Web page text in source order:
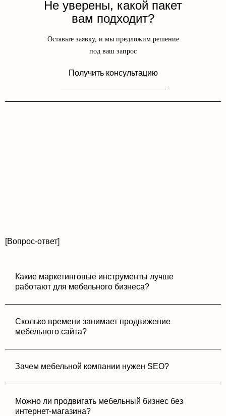
Не уверены, какой пакет
вам подходит?
Оставьте заявку, и мы предложим решение
под ваш запрос
Получить консультацию
[Вопрос-ответ]
Какие маркетинговые инструменты лучше
работают для мебельного бизнеса?
Сколько времени занимает продвижение
мебельного сайта?
Зачем мебельной компании нужен SEO?
Можно ли продвигать мебельный бизнес без
интернет-магазина?